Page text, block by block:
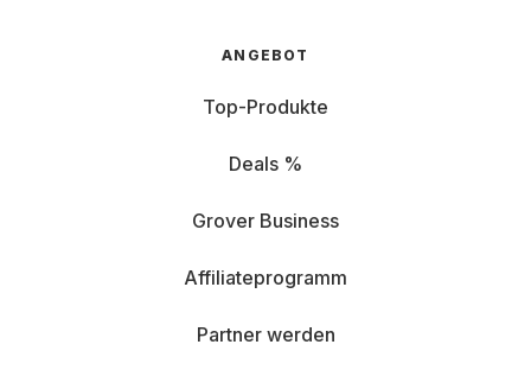
ANGEBOT
Top-Produkte
Deals %
Grover Business
Affiliateprogramm
Partner werden